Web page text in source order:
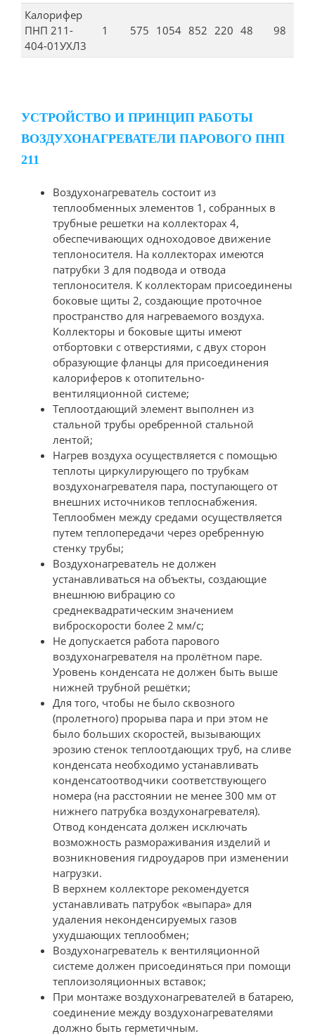
Калорифер
ПНП 211-
404-01УХЛ3
1 575 1054 852 220 48 98
УСТРОЙСТВО И ПРИНЦИП РАБОТЫ
ВОЗДУХОНАГРЕВАТЕЛИ ПАРОВОГО ПНП
211
Воздухонагреватель состоит из
теплообменных элементов 1, собранных в
трубные решетки на коллекторах 4,
обеспечивающих одноходовое движение
теплоносителя. На коллекторах имеются
патрубки 3 для подвода и отвода
теплоносителя. К коллекторам присоединены
боковые щиты 2, создающие проточное
пространство для нагреваемого воздуха.
Коллекторы и боковые щиты имеют
отбортовки с отверстиями, с двух сторон
образующие фланцы для присоединения
калориферов к отопительно-
вентиляционной системе;
Теплоотдающий элемент выполнен из
стальной трубы оребренной стальной
лентой;
Нагрев воздуха осуществляется с помощью
теплоты циркулирующего по трубкам
воздухонагревателя пара, поступающего от
внешних источников теплоснабжения.
Теплообмен между средами осуществляется
путем теплопередачи через оребренную
стенку трубы;
Воздухонагреватель не должен
устанавливаться на объекты, создающие
внешнюю вибрацию со
среднеквадратическим значением
виброскорости более 2 мм/с;
Не допускается работа парового
воздухонагревателя на пролётном паре.
Уровень конденсата не должен быть выше
нижней трубной решётки;
Для того, чтобы не было сквозного
(пролетного) прорыва пара и при этом не
было больших скоростей, вызывающих
эрозию стенок теплоотдающих труб, на сливе
конденсата необходимо устанавливать
конденсатоотводчики соответствующего
номера (на расстоянии не менее 300 мм от
нижнего патрубка воздухонагревателя).
Отвод конденсата должен исключать
возможность размораживания изделий и
возникновения гидроударов при изменении
нагрузки.
В верхнем коллекторе рекомендуется
устанавливать патрубок «выпара» для
удаления неконденсируемых газов
ухудшающих теплообмен;
Воздухонагреватель к вентиляционной
системе должен присоединяться при помощи
теплоизоляционных вставок;
При монтаже воздухонагревателей в батарею,
соединение между воздухонагревателями
должно быть герметичным.